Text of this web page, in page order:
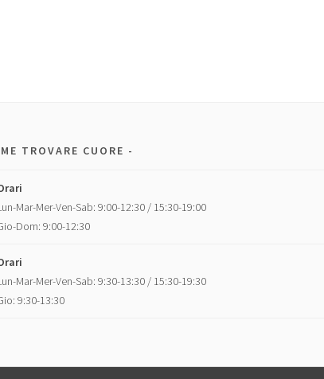
TROVARE CUORE
Mar-Mer-Ven-Sab: 9:00-12:30 / 15:30-19:00
Dom: 9:00-12:30
Mar-Mer-Ven-Sab: 9:30-13:30 / 15:30-19:30
9:30-13:30